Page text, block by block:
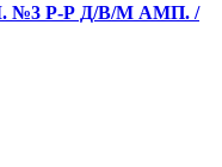
Р-Р Д/В/М АМП. /